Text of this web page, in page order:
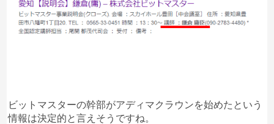
ビットマスターの幹部がアディマクラウンを始めたという
情報は決定的と言えそうですね。